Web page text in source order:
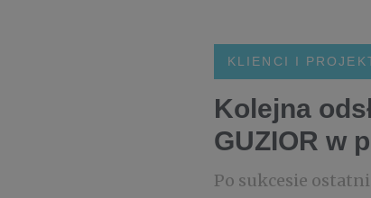
KLIENCI I
Kolejna
GUZIOR w
Po sukcesie